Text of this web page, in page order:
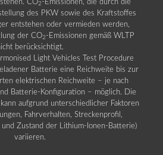
CO2 -Emissionen, die durch die
des PKW sowie des Kraftstoffes
entstehen oder vermieden werden,
der CO2 -Emissionen gemäß WLTP
berücksichtigt.
Light Vehicles Test Procedure
Batterie eine Reichweite bis zur
elektrischen Reichweite – je nach
Batterie-Konfiguration – möglich. Die
aufgrund unterschiedlicher Faktoren
Fahrverhalten, Streckenprofil,
und Zustand der Lithium-Ionen-Batterie)
variieren.